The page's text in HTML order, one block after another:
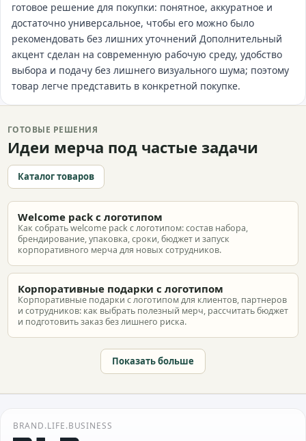
готовое решение для покупки: понятное, аккуратное и
достаточно универсальное, чтобы его можно было
рекомендовать без лишних уточнений Дополнительный
акцент сделан на современную рабочую среду, удобство
выбора и подачу без лишнего визуального шума; поэтому
товар легче представить в конкретной покупке.
ГОТОВЫЕ РЕШЕНИЯ
Идеи мерча под частые задачи
Каталог товаров
Welcome pack с логотипом
Как собрать welcome pack с логотипом: состав набора,
брендирование, упаковка, сроки, бюджет и запуск
корпоративного мерча для новых сотрудников.
Корпоративные подарки с логотипом
Корпоративные подарки с логотипом для клиентов, партнеров
и сотрудников: как выбрать полезный мерч, рассчитать бюджет
и подготовить заказ без лишнего риска.
Показать больше
BRAND.LIFE.BUSINESS